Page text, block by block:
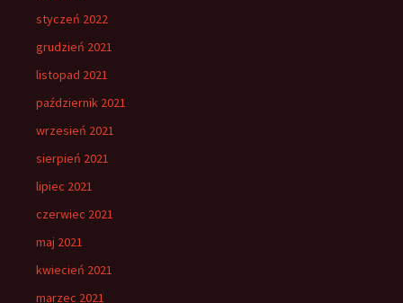
styczeń 2022
grudzień 2021
listopad 2021
październik 2021
wrzesień 2021
sierpień 2021
lipiec 2021
czerwiec 2021
maj 2021
kwiecień 2021
marzec 2021